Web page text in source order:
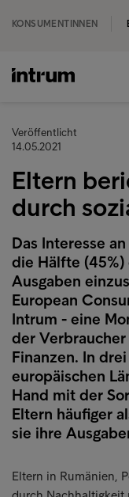
KONSUMENTINNEN
Veröffentlicht
14.05.2021
Eltern
durch
Das Interesse
die Hälfte
Ausgaben
European
Intrum - eine
der
Finanzen. In
europäischen
Hand mit der
Eltern häufiger
sie ihre
Eltern in Rumänien,